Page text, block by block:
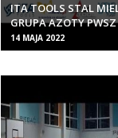
ITA TOOLS STAL
GRUPA AZOTY
MECZ 3)
14 MAJA 2022